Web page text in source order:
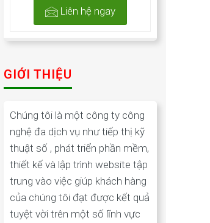
Liên hệ ngay
GIỚI THIỆU
Chúng tôi là một công ty công
nghệ đa dịch vụ như tiếp thị kỹ
thuật số , phát triển phần mềm,
thiết kế và lập trình website tập
trung vào việc giúp khách hàng
của chúng tôi đạt được kết quả
tuyệt vời trên một số lĩnh vực